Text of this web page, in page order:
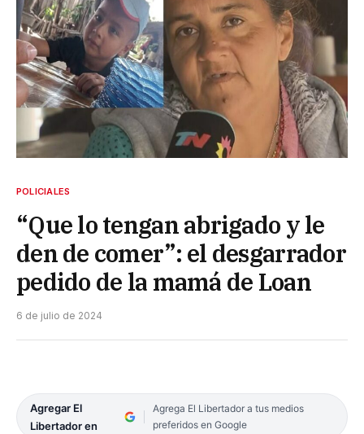
POLICIALES
“Que lo tengan abrigado y le
den de comer”: el desgarrador
pedido de la mamá de Loan
6 de julio de 2024
Agregar El
Libertador en
Agrega El Libertador a tus medios
preferidos en Google